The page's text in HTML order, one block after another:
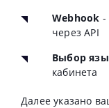
Webhook -
через API
Выбор
кабинета
Далее указано